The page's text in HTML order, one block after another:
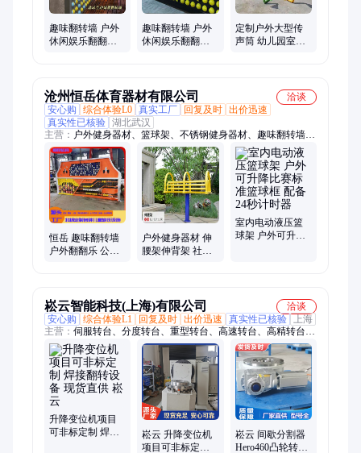
趣味翻转墙 户外
休闲娱乐翻翻乐
趣味翻转墙 户外
休闲娱乐翻翻乐
定制户外大型传
声筒 幼儿园室外
沧州恒岳体育器材有限公司
洽谈
安心购
综合体验L0 真实工厂 回复及时 出价迅速
真实性已核验 湖北武汉
主营： 户外健身器材、篮球架、不锈钢健身器材、趣味翻转墙、
羽毛球柱、儿童游乐设施、座椅看台、训练器材、足球门、球场
围栏围网、木质地板、公园环卫设备、乒乓球台、舞蹈把杆
恒岳 趣味翻转墙
户外翻翻乐 公园
户外健身器材 伸
腰架伸背架 社区
室内电动液压篮
球架 户外可升降
崧云智能科技(上海)有限公司
洽谈
安心购
综合体验L1 回复及时 出价迅速 真实性已核验
上海
主营： 伺服转台、分度转台、重型转台、高速转台、高精转台、
五轴摆头、五轴转台、直驱转台、直驱摆头、双叉摆头、单臂转
台、单臂摆头、伺服转毂、尾座、重型摆头、电主轴、机械主
轴、机械摆头、数控转台、伺服变位机、分度盘、升降变位机、
加工中心、便携式转台、精密铸造
升降变位机项目
可非标定制 焊接
崧云 升降变位机
项目可非标定制
崧云 间歇分割器
Hero460凸轮转台